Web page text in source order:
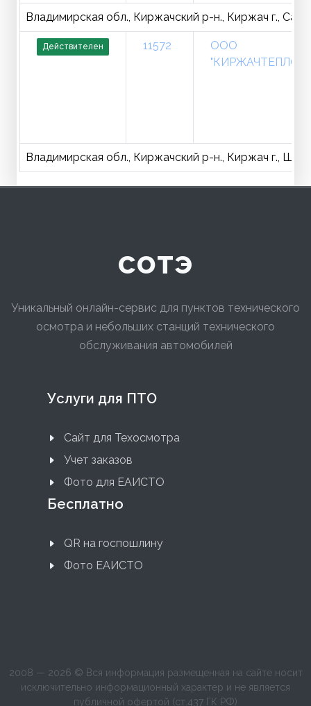
Владимирская обл., Киржачский р-н., Киржач г.,
Действителен 11572
ООО
Владимирская обл., Киржачский р-н., Киржач г.,
сотэ
Уникальный онлайн-сервис для пунктов технического
осмотра и небольших станций технического
обслуживания автомобилей
Услуги для ПТО
Сайт для Техосмотра
Учет заказов
Фото для ЕАИСТО
Бесплатно
QR на госпошлину
Фото ЕАИСТО
2008 — 2026 © Вся информация размещенная на сайте носит
исключительно информационный характер и не является
публичной офертой (ст.437 ГК РФ)